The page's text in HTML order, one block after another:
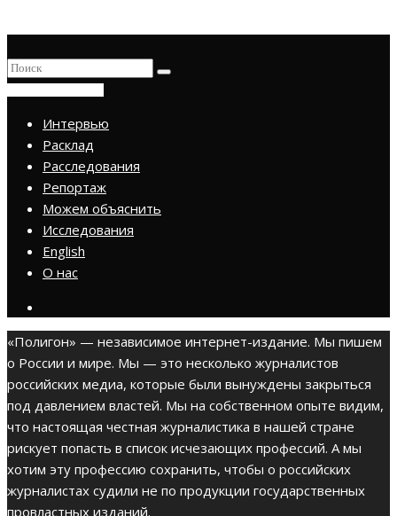
Интервью
Расклад
Расследования
Репортаж
Можем объяснить
Исследования
English
О нас
«Полигон» — независимое интернет-издание. Мы пишем
о России и мире. Мы — это несколько журналистов
российских медиа, которые были вынуждены закрыться
под давлением властей. Мы на собственном опыте видим,
что настоящая честная журналистика в нашей стране
рискует попасть в список исчезающих профессий. А мы
хотим эту профессию сохранить, чтобы о российских
журналистах судили не по продукции государственных
провластных изданий.